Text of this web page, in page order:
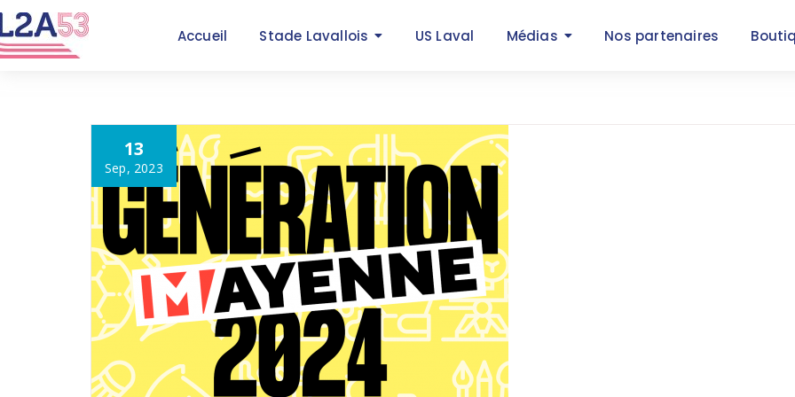
Accueil Stade Lavallois US Laval Médias Nos partenaires
13
Sep, 2023